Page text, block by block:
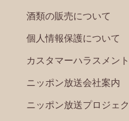
酒類の販売について
個人情報保護について
カスタマーハラスメン
ニッポン放送会社案内
ニッポン放送プロジェ